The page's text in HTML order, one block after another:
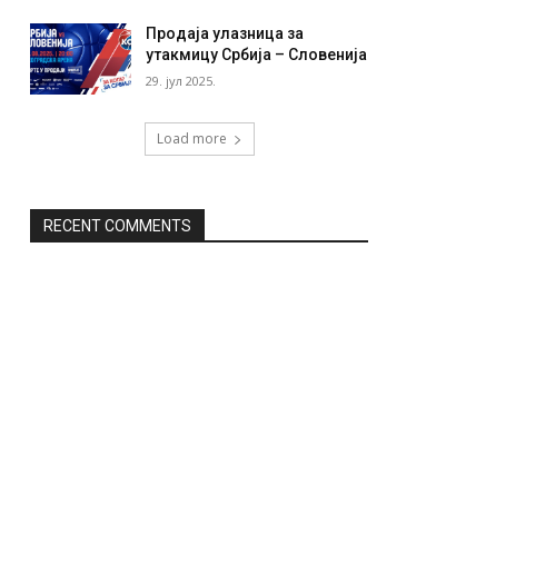
Продаја улазница за
утакмицу Србија – Словенија
29. јул 2025.
Load more
RECENT COMMENTS